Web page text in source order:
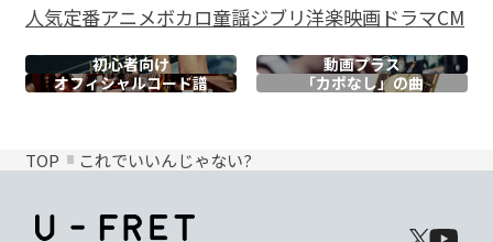
人気定番アニメボカロ童謡ジブリ洋楽映画ドラマCM
初心者向け
動画プラス
オフィシャルコード譜 「カポなし」の曲
TOP これでいいんじゃない?